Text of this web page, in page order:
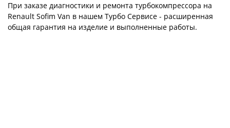
При заказе диагностики и ремонта турбокомпрессора на
Renault Sofim Van в нашем Турбо Сервисе - расширенная
общая гарантия на изделие и выполненные работы.